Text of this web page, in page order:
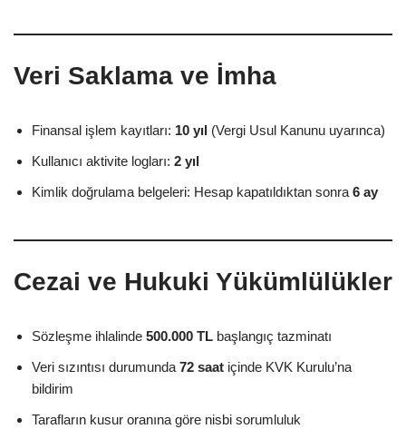
Veri Saklama ve İmha
Finansal işlem kayıtları: 10 yıl (Vergi Usul Kanunu uyarınca)
Kullanıcı aktivite logları: 2 yıl
Kimlik doğrulama belgeleri: Hesap kapatıldıktan sonra 6 ay
Cezai ve Hukuki Yükümlülükler
Sözleşme ihlalinde 500.000 TL başlangıç tazminatı
Veri sızıntısı durumunda 72 saat içinde KVK Kurulu’na
bildirim
Tarafların kusur oranına göre nisbi sorumluluk